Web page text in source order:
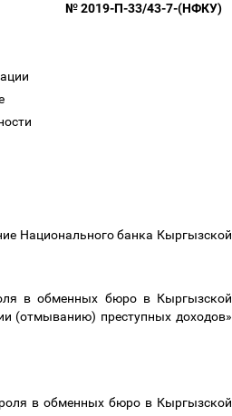
№ 2019-П-33/43-7-(НФКУ)
Национального банка Кыргызской
в обменных бюро в Кыргызской
(отмыванию) преступных доходов»
в обменных бюро в Кыргызской